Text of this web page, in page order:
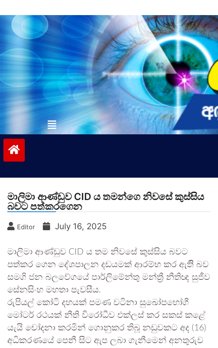
to
contentvinivida.lk
මාලිමා ආණ්ඩුව CID ය තමන්ගෙ නිවසේ කුස්සිය
බවට පත්කරගෙන
Editor July 16, 2025
මාලිමා ආණ්ඩුව CID ය තම නිවසේ කුස්සිය බවට
පත්කර ගෙන දේශපාලන දඩයමක් ආරම්භ කර ඇතිි බව
සමගි ජන බලවේගයේ පාර්ලිමේන්තු මන්ත්‍රී නීතිඥ සුජීව
සේනසිංහ මහතා පැවසීය.
රුපියල් කෝටි දහයක් පමණ වටිනා සුඛෝපභෝගී
මෝටර් රථයක් නීති විරෝධීව එක්ලස් කර සකස් කළේ
යැයි චෝදනා කරමින් ගොනුකර තිබූ නඩුවකට අද (16)
අධිකරණයේ පෙනී සිට ඇප ලබා ගැනීමෙන් අනතුරුව